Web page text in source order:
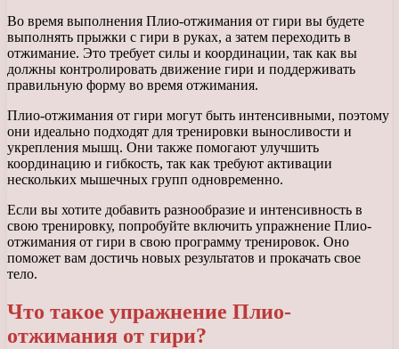
Во время выполнения Плио-отжимания от гири вы будете
выполнять прыжки с гири в руках, а затем переходить в
отжимание. Это требует силы и координации, так как вы
должны контролировать движение гири и поддерживать
правильную форму во время отжимания.
Плио-отжимания от гири могут быть интенсивными, поэтому
они идеально подходят для тренировки выносливости и
укрепления мышц. Они также помогают улучшить
координацию и гибкость, так как требуют активации
нескольких мышечных групп одновременно.
Если вы хотите добавить разнообразие и интенсивность в
свою тренировку, попробуйте включить упражнение Плио-
отжимания от гири в свою программу тренировок. Оно
поможет вам достичь новых результатов и прокачать свое
тело.
Что такое упражнение Плио-
отжимания от гири?